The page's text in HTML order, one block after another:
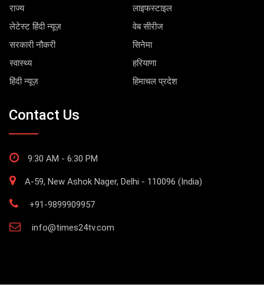
राज्य
लाइफस्टाइल
लेटेस्ट हिंदी न्यूज़
वेब सीरीज
सरकारी नौकरी
सिनेमा
स्वास्थ्य
हरियाणा
हिंदी न्यूज़
हिमाचल प्रदेश
Contact Us
9:30 AM - 6:30 PM
A-59, New Ashok Nager, Delhi - 110096 (India)
+91-9899909957
info@times24tv.com